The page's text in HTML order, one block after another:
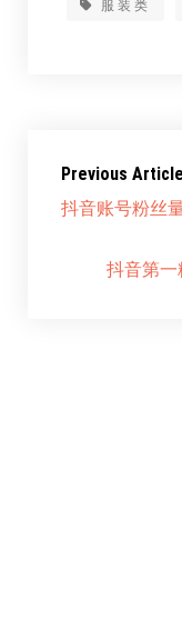
服装类
Previous Article
抖音账号粉丝
抖音第一